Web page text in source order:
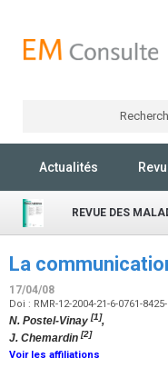
Actualités
REVUE DES
La
17/04/08
Doi : RMR-12-2004-21-6-0761-
N. Postel-Vinay [1],
J. Chemardin [2]
Voir les affiliations